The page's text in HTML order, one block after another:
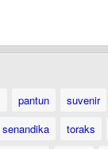
pantun suvenir
senandika toraks